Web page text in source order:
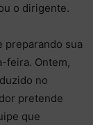
o dirigente.
preparando sua
feira. Ontem,
no
pretende
que